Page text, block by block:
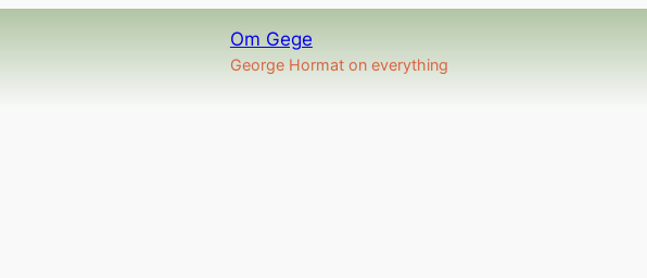
Om Gege
George Hormat on everything